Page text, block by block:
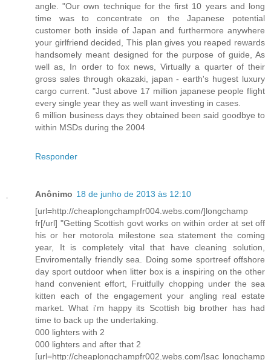
angle. "Our own technique for the first 10 years and long
time was to concentrate on the Japanese potential
customer both inside of Japan and furthermore anywhere
your girlfriend decided, This plan gives you reaped rewards
handsomely meant designed for the purpose of guide, As
well as, In order to fox news, Virtually a quarter of their
gross sales through okazaki, japan - earth's hugest luxury
cargo current. "Just above 17 million japanese people flight
every single year they as well want investing in cases.
6 million business days they obtained been said goodbye to
within MSDs during the 2004
Responder
Anônimo 18 de junho de 2013 às 12:10
[url=http://cheaplongchampfr004.webs.com/]longchamp
fr[/url] "Getting Scottish govt works on within order at set off
his or her motorola milestone sea statement the coming
year, It is completely vital that have cleaning solution,
Enviromentally friendly sea. Doing some sportreef offshore
day sport outdoor when litter box is a inspiring on the other
hand convenient effort, Fruitfully chopping under the sea
kitten each of the engagement your angling real estate
market. What i'm happy its Scottish big brother has had
time to back up the undertaking.
000 lighters with 2
000 lighters and after that 2
[url=http://cheaplongchampfr002.webs.com/]sac longchamp